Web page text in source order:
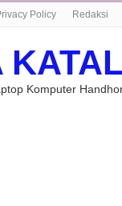
Policy Redaksi
Komputer